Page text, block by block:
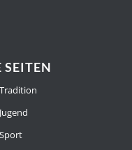
SEITEN
Tradition
Jugend
Sport